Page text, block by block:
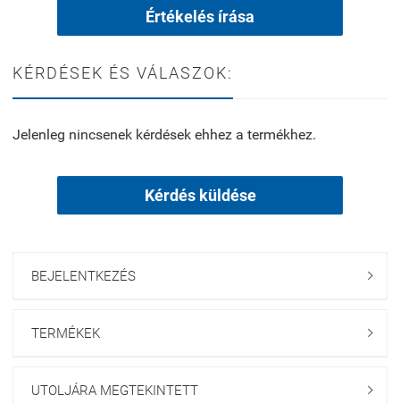
Értékelés írása
KÉRDÉSEK ÉS VÁLASZOK:
Jelenleg nincsenek kérdések ehhez a termékhez.
Kérdés küldése
BEJELENTKEZÉS 
TERMÉKEK 
UTOLJÁRA MEGTEKINTETT 